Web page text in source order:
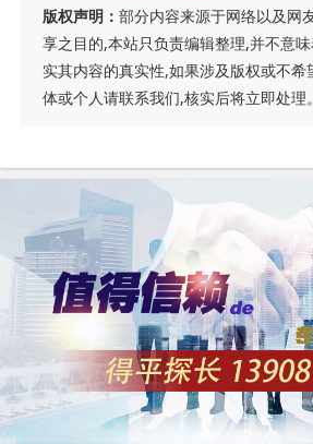
版权声明： 部分内容来源于网络以及网
享之目的,本站只负责编辑整理,并不意
实其内容的真实性,如果涉及版权或不
体或个人请联系我们,核实后将立即处理。